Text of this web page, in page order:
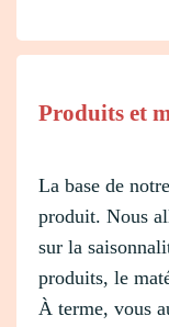
Produits et
La base de
produit. Nous
sur la
produits, le
À terme, vous